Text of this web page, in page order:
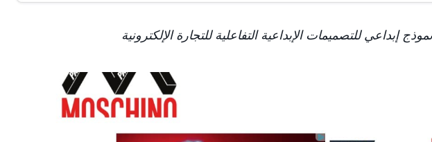
نموذج إبداعي للتصميمات الإبداعية التفاعلية للتجارة الإلكترونية